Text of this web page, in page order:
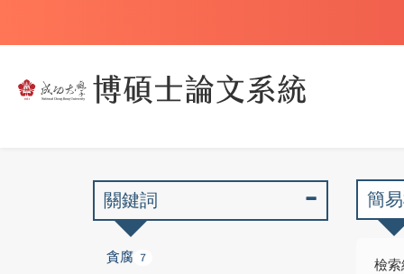
簡
檢
關鍵詞
貪腐 7